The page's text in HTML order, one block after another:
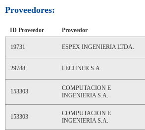
Proveedores:
ID Proveedor Proveedor
19731 ESPEX INGENIERIA LTDA.
29788 LECHNER S.A.
153303
COMPUTACION E
INGENIERIA S.A.
153303
COMPUTACION E
INGENIERIA S.A.